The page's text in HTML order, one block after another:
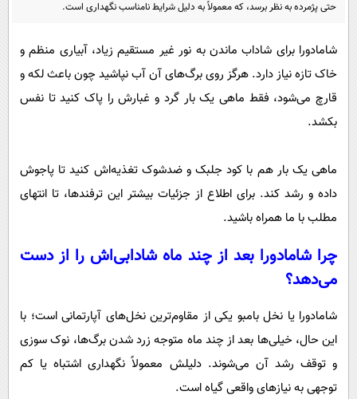
سرگرمی
گوناگون
حوادث
پیامک
دانلود
حتی پژمرده به نظر برسد، که معمولاً به دلیل شرایط نامناسب نگهداری است.
شامادورا برای شاداب ماندن به نور غیر مستقیم زیاد، آبیاری منظم و
خاک تازه نیاز دارد. هرگز روی برگ‌های آن آب نپاشید چون باعث لکه و
قارچ می‌شود، فقط ماهی یک ‌بار گرد و غبارش را پاک کنید تا نفس
بکشد.
ماهی یک ‌بار هم با کود جلبک و ضدشوک تغذیه‌اش کنید تا پاجوش
داده و رشد کند. برای اطلاع از جزئیات بیشتر این ترفندها، تا انتهای
مطلب با ما همراه باشید.
چرا شامادورا بعد از چند ماه شادابی‌اش را از دست
می‌دهد؟
شامادورا یا نخل بامبو یکی از مقاوم‌ترین نخل‌های آپارتمانی است؛ با
این حال، خیلی‌ها بعد از چند ماه متوجه زرد شدن برگ‌ها، نوک ‌سوزی
و توقف رشد آن می‌شوند. دلیلش معمولاً نگهداری اشتباه یا کم
‌توجهی به نیازهای واقعی گیاه است.